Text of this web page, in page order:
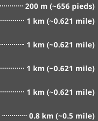
200 m (~656 pieds)
1 km (~0.621 mile)
1 km (~0.621 mile)
1 km (~0.621 mile)
1 km (~0.621 mile)
0.8 km (~0.5 mile)